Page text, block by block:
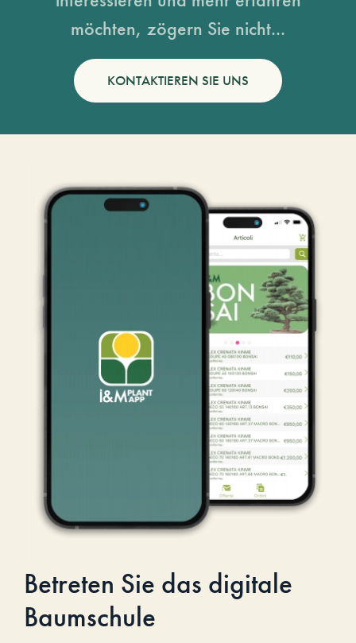
möchten, zögern Sie nicht...
KONTAKTIEREN SIE UNS
Betreten Sie das digitale
Baumschule